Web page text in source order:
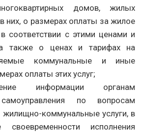
домов, жилых
них, о размерах оплаты за жилое
соответствии с этими ценами и
также о ценах и тарифах на
коммунальные и иные
оплаты этих услуг;
информации органам
по вопросам
жилищно-коммунальные услуги, в
исполнения